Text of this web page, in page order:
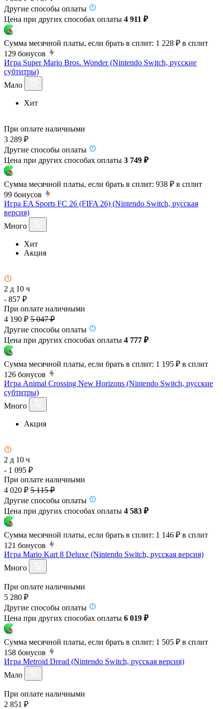
Другие способы оплаты
Цена при других способах оплаты 4 911 ₽
Сумма месячной платы, если брать в сплит: 1 228 ₽ в сплит
129 бонусов
Игра Super Mario Bros. Wonder (Nintendo Switch, русские
субтитры)
Мало
Хит
При оплате наличными
3 289 ₽
Другие способы оплаты
Цена при других способах оплаты 3 749 ₽
Сумма месячной платы, если брать в сплит: 938 ₽ в сплит
99 бонусов
Игра EA Sports FC 26 (FIFA 26) (Nintendo Switch, русская
версия)
Много
Хит
Акция
2 д 10 ч
- 857 ₽
При оплате наличными
4 190 ₽ 5 047 ₽
Другие способы оплаты
Цена при других способах оплаты 4 777 ₽
Сумма месячной платы, если брать в сплит: 1 195 ₽ в сплит
126 бонусов
Игра Animal Crossing New Horizons (Nintendo Switch, русские
субтитры)
Много
Акция
2 д 10 ч
- 1 095 ₽
При оплате наличными
4 020 ₽ 5 115 ₽
Другие способы оплаты
Цена при других способах оплаты 4 583 ₽
Сумма месячной платы, если брать в сплит: 1 146 ₽ в сплит
121 бонусов
Игра Mario Kart 8 Deluxe (Nintendo Switch, русская версия)
Много
При оплате наличными
5 280 ₽
Другие способы оплаты
Цена при других способах оплаты 6 019 ₽
Сумма месячной платы, если брать в сплит: 1 505 ₽ в сплит
158 бонусов
Игра Metroid Dread (Nintendo Switch, русская версия)
Мало
При оплате наличными
2 851 ₽